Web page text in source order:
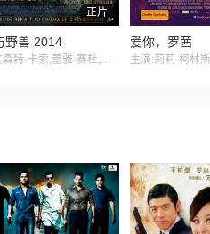
正片
野兽 2014
主演:文森特·卡索,蕾雅·赛杜,安德烈·杜索里埃,爱德华多·诺列加,米丽娅姆·沙琳斯,奥黛丽·拉米,萨拉·吉罗多,乔纳森·德缪杰,尼古拉斯·高布,卢卡·梅利瓦,伊冯娜·卡特菲德,德扬·布钦,沃尔夫冈·梅纳迪,米基·哈特,阿瑟·多普勒
爱你，罗茜